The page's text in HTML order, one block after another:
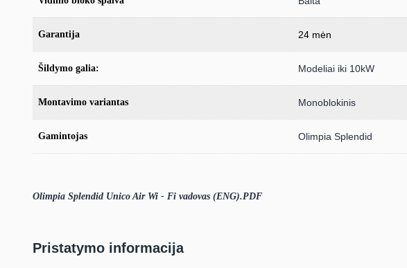
Garantija 24 mėn
Šildymo galia: Modeliai iki 10kW
Montavimo variantas Monoblokinis
Gamintojas Olimpia Splendid
Olimpia Splendid Unico Air Wi - Fi vadovas (ENG).PDF
Pristatymo informacija